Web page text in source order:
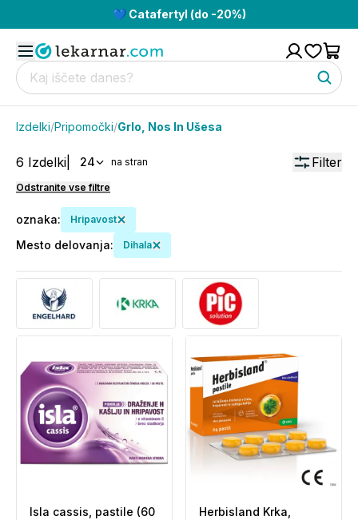
💙 Catafertyl (do -20%)
Izdelki/Pripomočki/Grlo, Nos In Ušesa
6 Izdelki 24 na stran Filter
Odstranite vse filtre
oznaka: Hripavost
Mesto delovanja: Dihala
Isla cassis, pastile (60
Herbisland Krka,